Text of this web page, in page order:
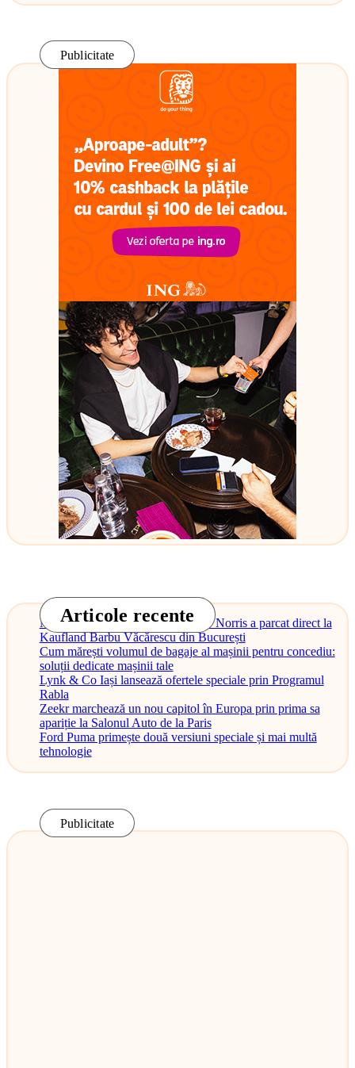
Publicitate
Articole recente
Monopostul McLaren al lui Lando Norris a parcat direct la
Kaufland Barbu Văcărescu din București
Cum mărești volumul de bagaje al mașinii pentru concediu:
soluții dedicate mașinii tale
Lynk & Co Iași lansează ofertele speciale prin Programul
Rabla
Zeekr marchează un nou capitol în Europa prin prima sa
apariție la Salonul Auto de la Paris
Ford Puma primește două versiuni speciale și mai multă
tehnologie
Publicitate